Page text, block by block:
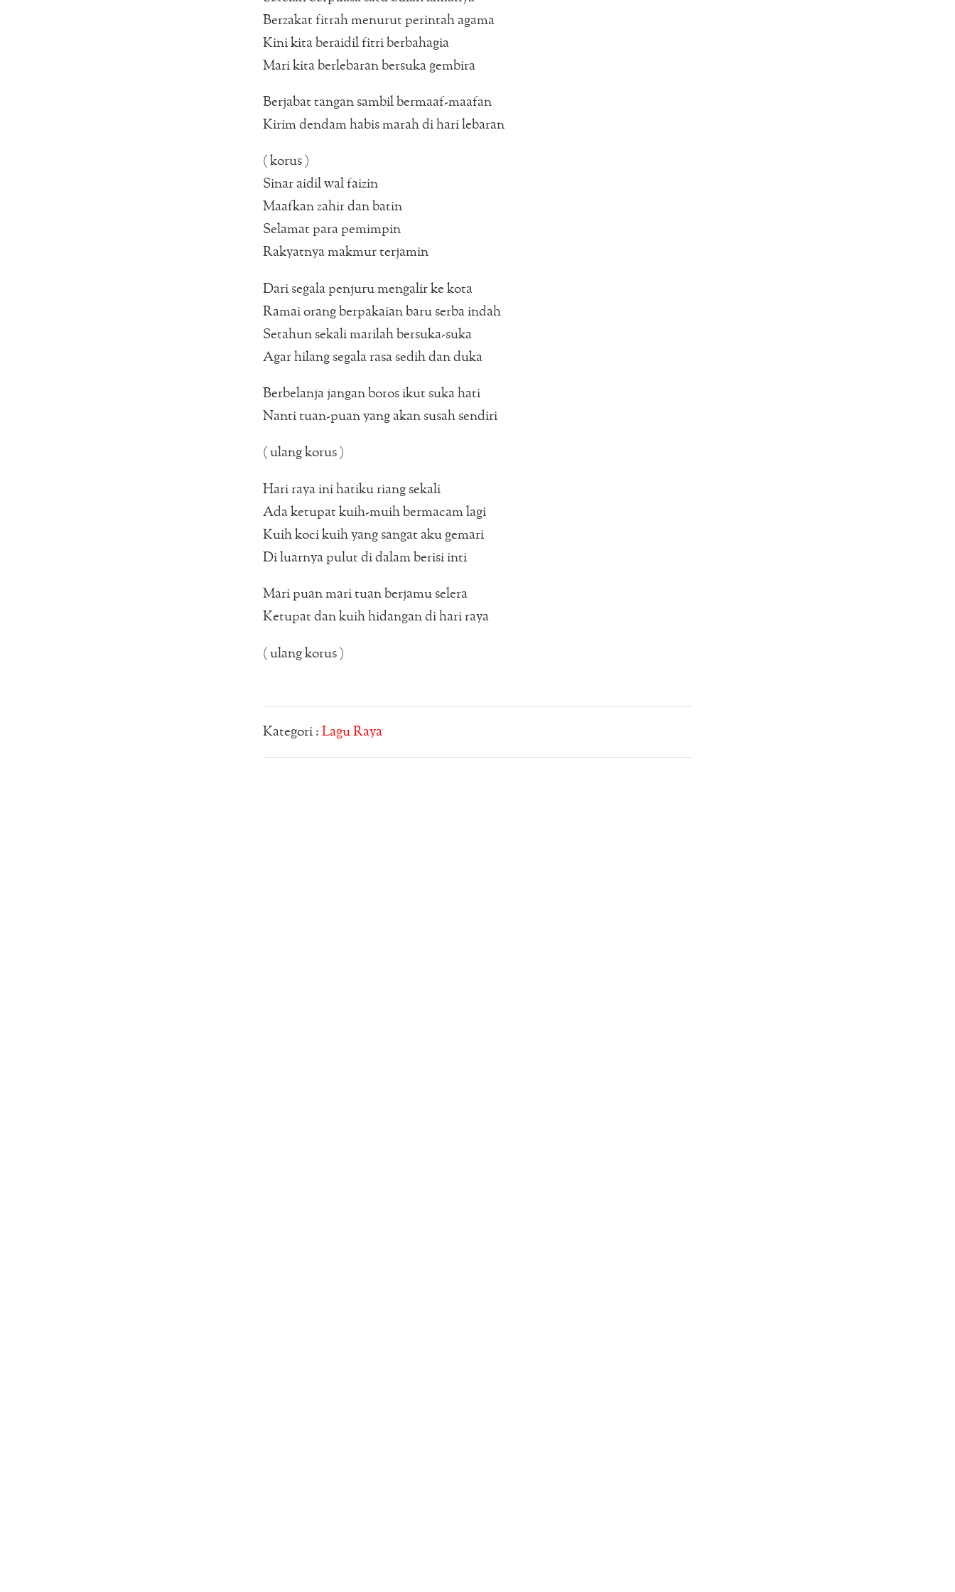
Berzakat fitrah menurut perintah agama
Kini kita beraidil fitri berbahagia
Mari kita berlebaran bersuka gembira
Berjabat tangan sambil bermaaf-maafan
Kirim dendam habis marah di hari lebaran
( korus )
Sinar aidil wal faizin
Maafkan zahir dan batin
Selamat para pemimpin
Rakyatnya makmur terjamin
Dari segala penjuru mengalir ke kota
Ramai orang berpakaian baru serba indah
Setahun sekali marilah bersuka-suka
Agar hilang segala rasa sedih dan duka
Berbelanja jangan boros ikut suka hati
Nanti tuan-puan yang akan susah sendiri
( ulang korus )
Hari raya ini hatiku riang sekali
Ada ketupat kuih-muih bermacam lagi
Kuih koci kuih yang sangat aku gemari
Di luarnya pulut di dalam berisi inti
Mari puan mari tuan berjamu selera
Ketupat dan kuih hidangan di hari raya
( ulang korus )
Kategori : Lagu Raya